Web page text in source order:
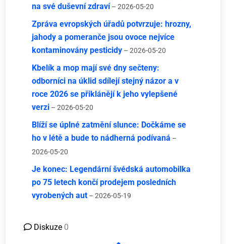
na své duševní zdraví – 2026-05-20
Zpráva evropských úřadů potvrzuje: hrozny,
jahody a pomeranče jsou ovoce nejvíce
kontaminovány pesticidy – 2026-05-20
Kbelík a mop mají své dny sečteny:
odborníci na úklid sdílejí stejný názor a v
roce 2026 se přiklánějí k jeho vylepšené
verzi – 2026-05-20
Blíží se úplné zatmění slunce: Dočkáme se
ho v létě a bude to nádherná podívaná –
2026-05-20
Je konec: Legendární švédská automobilka
po 75 letech končí prodejem posledních
vyrobených aut – 2026-05-19
Diskuze 0